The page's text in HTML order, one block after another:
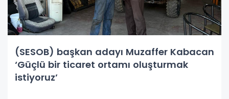
(SESOB) başkan adayı Muzaffer Kabacan
‘Güçlü bir ticaret ortamı oluşturmak
istiyoruz’